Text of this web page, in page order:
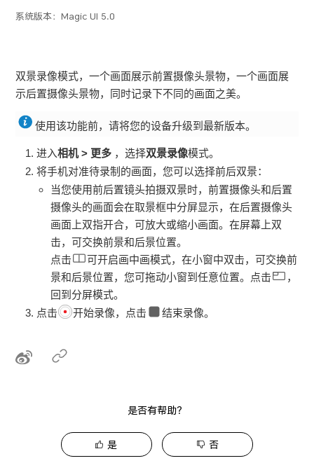
系统版本：Magic UI 5.0
双景录像模式，一个画面展示前置摄像头景物，一个画面展
示后置摄像头景物，同时记录下不同的画面之美。
使用该功能前，请将您的设备升级到最新版本。
进入相机> 更多 ，选择双景录像模式。
将手机对准待录制的画面，您可以选择前后双景：
当您使用前后置镜头拍摄双景时，前置摄像头和后置
摄像头的画面会在取景框中分屏显示，在后置摄像头
画面上双指开合，可放大或缩小画面。在屏幕上双
击，可交换前景和后景位置。
点击
可开启画中画模式，在小窗中双击，可交换前
景和后景位置，您可拖动小窗到任意位置。点击
，
回到分屏模式。
点击
开始录像，点击 结束录像。
是否有帮助？
是 否